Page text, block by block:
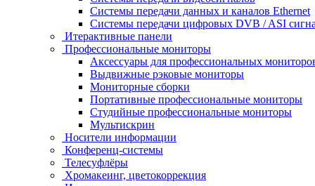
Системы передачи данных и каналов Ethernet
Системы передачи цифровых DVB / ASI
Итерактивные панели
Профессиональные мониторы
Аксессуары для профессиональных
Выдвижные рэковые мониторы
Мониторные сборки
Портативные профессиональные мониторы
Студийные профессиональные мониторы
Мультискрин
Носители информации
Конференц-системы
Телесуфлёры
Хромакеинг, цветокоррекция